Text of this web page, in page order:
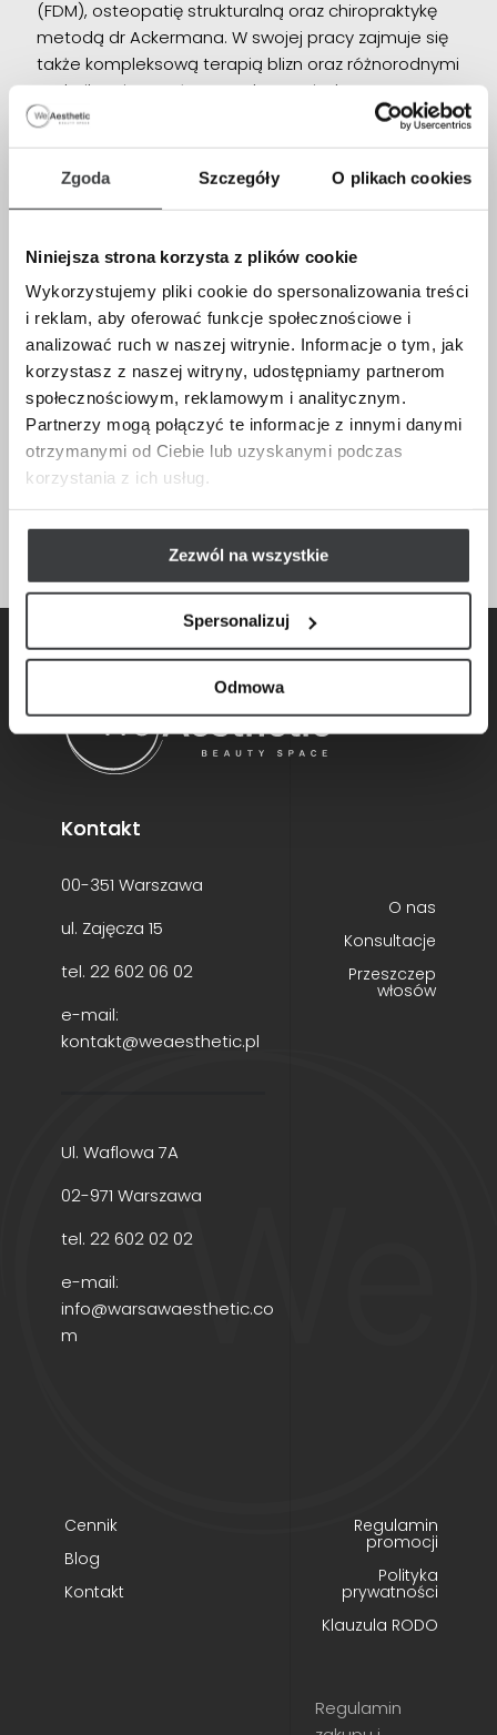
Zgoda Szczegóły O plikach cookies
Niniejsza strona korzysta z plików cookie
Wykorzystujemy pliki cookie do spersonalizowania treści
i reklam, aby oferować funkcje społecznościowe i
analizować ruch w naszej witrynie. Informacje o tym, jak
korzystasz z naszej witryny, udostępniamy partnerom
społecznościowym, reklamowym i analitycznym.
Partnerzy mogą połączyć te informacje z innymi danymi
otrzymanymi od Ciebie lub uzyskanymi podczas
korzystania z ich usług.
Zezwól na wszystkie
Spersonalizuj
Odmowa
(FDM), osteopatię strukturalną oraz chiropraktykę
metodą dr Ackermana. W swojej pracy zajmuje się
także kompleksową terapią blizn oraz różnorodnymi
technikami masażu. Ponadto, posiada
doświadczenie w laseroterapii oraz radiofrekwencji
mikroigłowej.
Aktywnie uczestniczy w konferencjach i sympozjach
naukowych, co pozwala mu być na bieżąco z
najlepsze efekty terapeutyczne, łączy manualne
metody leczenia z nowoczesnymi urządzeniami
medycznymi. Dba o to, aby jakość świadczonych
usług była na najwyższym poziomie, traktując
każdego pacjenta indywidualnie.
Poznaj nasz zespół
Kontakt
00-351 Warszawa
ul. Zajęcza 15
tel. 22 602 06 02
e-mail:
kontakt@weaesthetic.pl
Ul. Waflowa 7A
02-971 Warszawa
tel. 22 602 02 02
e-mail:
info@warsawaesthetic.co
m
O nas
Konsultacje
Przeszczep
włosów
Cennik
Blog
Kontakt
Regulamin
promocji
Polityka
prywatności
Klauzula RODO
Regulamin